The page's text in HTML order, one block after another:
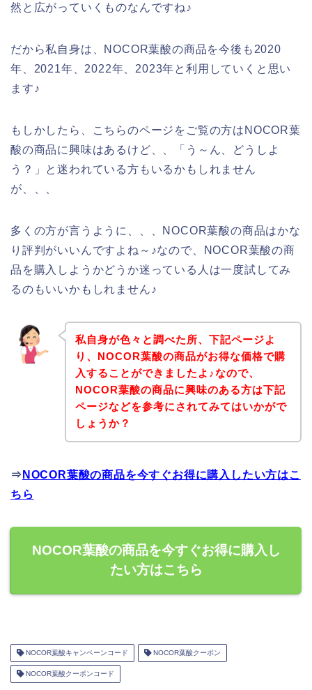
然と広がっていくものなんですね♪
だから私自身は、NOCOR葉酸の商品を今後も2020
年、2021年、2022年、2023年と利用していくと思い
ます♪
もしかしたら、こちらのページをご覧の方はNOCOR葉
酸の商品に興味はあるけど、、「う～ん、どうしよ
う？」と迷われている方もいるかもしれません
が、、、
多くの方が言うように、、、NOCOR葉酸の商品はかな
り評判がいいんですよね～♪なので、NOCOR葉酸の商
品を購入しようかどうか迷っている人は一度試してみ
るのもいいかもしれません♪
私自身が色々と調べた所、下記ページよ
り、NOCOR葉酸の商品がお得な価格で購
入することができましたよ♪なので、
NOCOR葉酸の商品に興味のある方は下記
ページなどを参考にされてみてはいかがで
しょうか？
⇒ NOCOR葉酸の商品を今すぐお得に購入したい方はこ
ちら
NOCOR葉酸の商品を今すぐお得に購入し
たい方はこちら
NOCOR葉酸キャンペーンコード NOCOR葉酸クーポン
NOCOR葉酸クーポンコード